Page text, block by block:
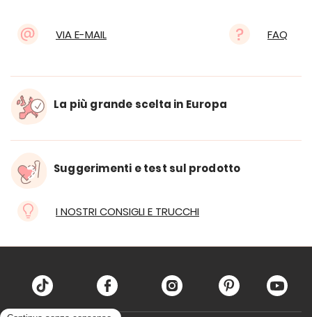
VIA E-MAIL FAQ
La più grande scelta in Europa
Suggerimenti e test sul prodotto
I NOSTRI CONSIGLI E TRUCCHI